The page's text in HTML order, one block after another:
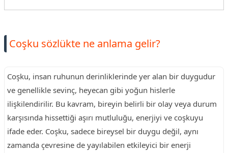
Coşku sözlükte ne anlama gelir?
Coşku, insan ruhunun derinliklerinde yer alan bir duygudur
ve genellikle sevinç, heyecan gibi yoğun hislerle
ilişkilendirilir. Bu kavram, bireyin belirli bir olay veya durum
karşısında hissettiği aşırı mutluluğu, enerjiyi ve coşkuyu
ifade eder. Coşku, sadece bireysel bir duygu değil, aynı
zamanda çevresine de yayılabilen etkileyici bir enerji